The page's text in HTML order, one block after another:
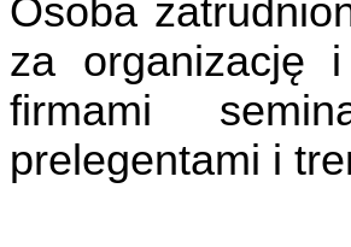
Osoba
za organizację i
firmami
prelegentami i